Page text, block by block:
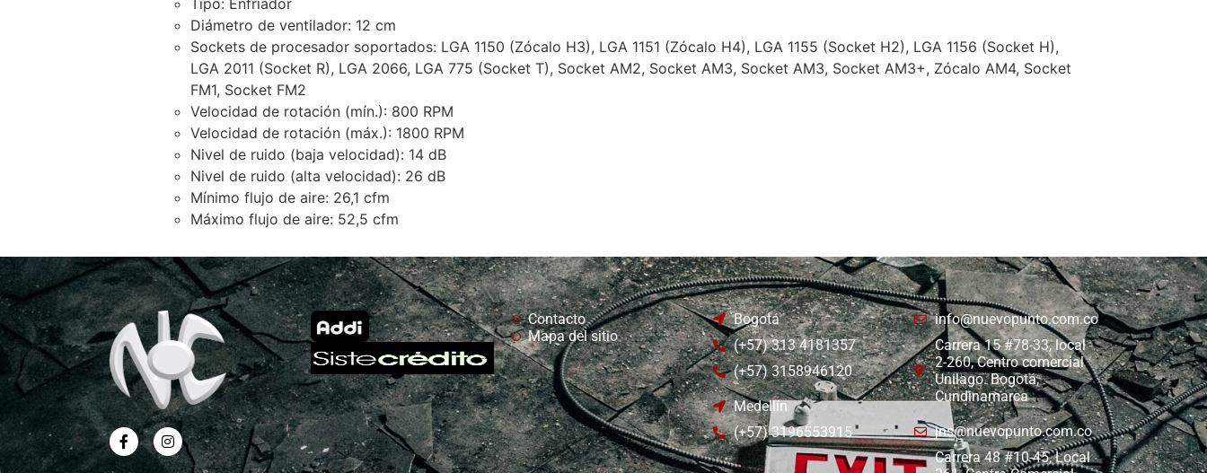
Diámetro de ventilador: 12 cm
Sockets de procesador soportados: LGA 1150 (Zócalo H3), LGA 1151 (Zócalo H4), LGA 1155 (Socket H2), LGA 1156 (Socket H),
LGA 2011 (Socket R), LGA 2066, LGA 775 (Socket T), Socket AM2, Socket AM3, Socket AM3, Socket AM3+, Zócalo AM4, Socket
FM1, Socket FM2
Velocidad de rotación (mín.): 800 RPM
Velocidad de rotación (máx.): 1800 RPM
Nivel de ruido (baja velocidad): 14 dB
Nivel de ruido (alta velocidad): 26 dB
Mínimo flujo de aire: 26,1 cfm
Máximo flujo de aire: 52,5 cfm
Contacto
Mapa del sitio
Bogotá
(+57) 313 4181357
(+57) 3158946120
Medellín
(+57) 3196553915
info@nuevopunto.com.co
Carrera 15 #78-33, local
2-260, Centro comercial
Unilago. Bogotá,
Cundinamarca
jns@nuevopunto.com.co
Carrera 48 #10-45, Local